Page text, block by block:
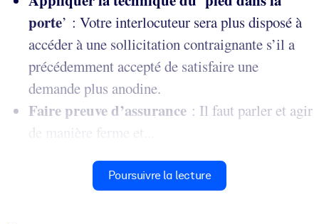
porte’ : Votre interlocuteur sera plus disposé à
accéder à une sollicitation contraignante s’il a
précédemment accepté de satisfaire une
demande plus anodine.
Faire preuve d’assurance : Il faut parler et agir
de manière ferme et...
Poursuivre la lecture